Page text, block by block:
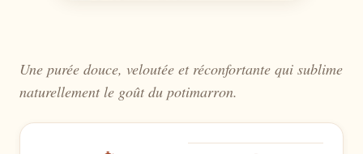
Une purée douce, veloutée et réconfortante qui sublime
naturellement le goût du potimarron.